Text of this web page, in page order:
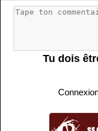
Tu dois